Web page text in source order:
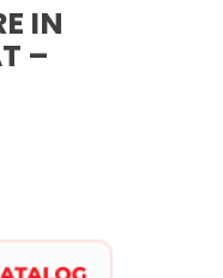
IN
–